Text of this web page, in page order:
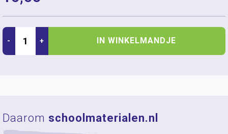
- + IN WINKELMANDJE
Daarom schoolmaterialen.nl